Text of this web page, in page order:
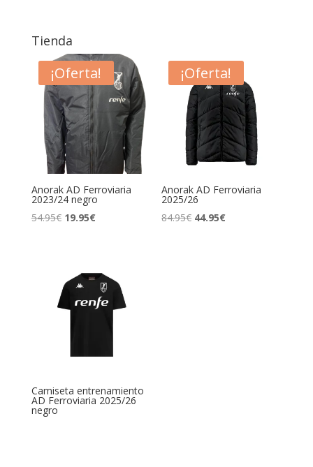
Tienda
¡Oferta!
Anorak AD Ferroviaria
2023/24 negro
54.95€ 19.95€
¡Oferta!
Anorak AD Ferroviaria
2025/26
84.95€ 44.95€
Camiseta entrenamiento
AD Ferroviaria 2025/26
negro